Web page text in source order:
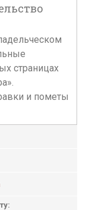
страницах
и пометы